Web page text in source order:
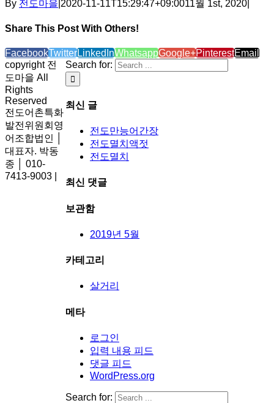
By 전도마을 2020-11-11T15:29:47+09:0011월 1st, 2020
Share This Post With Others!
FacebookTwitterLinkedInWhatsappGoogle+PinterestEmail
Search for:
최신 글
전도만능어간장
전도멸치액젓
전도멸치
최신 댓글
보관함
2019년 5월
카테고리
살거리
메타
로그인
입력 내용 피드
댓글 피드
WordPress.org
Search for:
copyright 전
도마을 All
Rights
Reserved
전도어촌특화
발전위원회영
어조합법인 │
대표자. 박동
종 │ 010-
7413-9003 |